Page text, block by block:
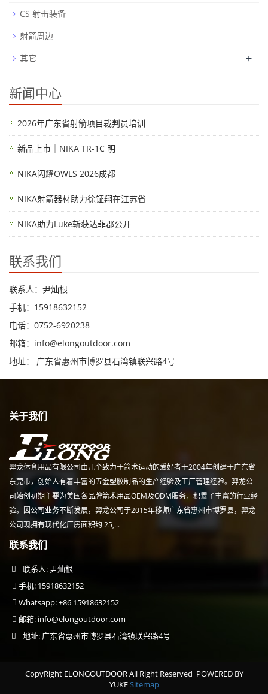
CS 射击装备
射箭周边
其它
+
新闻中心
2026年广东省射箭项目裁判员培训
新品上市｜NIKA TR-1C 明
NIKA闪耀OWLS 2026成都
NIKA射箭器材助力徐钲翔在江苏省
NIKA助力Luke斩获达菲郡公开
联系我们
联系人：尹灿根
手机：15918632152
电话：0752-6920238
邮箱： info@elongoutdoor.com
地址： 广东省惠州市博罗县石湾镇联兴路4号
关于我们
羿龙体育用品有限公司由几个致力于箭术运动的爱好者于2004年创建于广东省
东莞市，创始人有着丰富的五金塑胶制品的生产经验及工厂管理经验。羿龙公
司始创初期主要为美国各品牌箭术用品OEM及ODM服务，积累了丰富的行业经
验。因公司业务不断发展，羿龙公司于2015年移师广东省惠州市博罗县，羿龙
公司现拥有现代化厂房面积约 25,...
联系我们
联系人: 尹灿根
手机: 15918632152
Whatsapp: +86 15918632152
邮箱: info@elongoutdoor.com
地址: 广东省惠州市博罗县石湾镇联兴路4号
CopyRight ELONGOUTDOOR All Right Reserved POWERED BY
YUKESitemap